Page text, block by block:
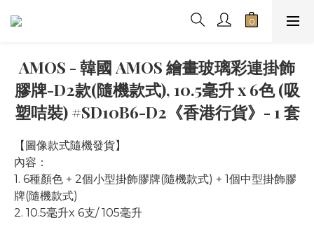
AMOS - 韓國 AMOS 繪畫玻璃彩連掛飾
膠牌-D2款(隨機款式), 10.5毫升 x 6色 (吸
塑咭裝) #SD10B6-D2《香港行貨》- 1 套
【圖像款式隨機發貨】
內容：
1. 6種顏色 + 2個小型掛飾膠牌(隨機款式) + 1個中型掛飾膠
牌(隨機款式)
2. 10.5毫升x 6支/ 105毫升